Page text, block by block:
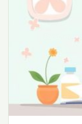
Видалення